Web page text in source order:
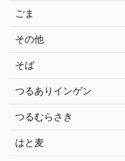
ごま
その他
そば
つるありインゲン
つるむらさき
はと麦